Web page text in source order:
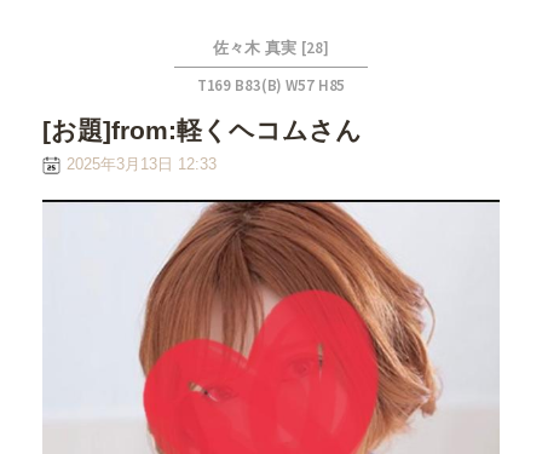
佐々木 真実 [28]
T169 B83(B) W57 H85
[お題]from:軽くヘコムさん
2025年3月13日 12:33